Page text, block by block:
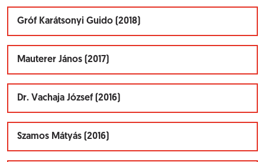
Gróf Karátsonyi Guido (2018)
Mauterer János (2017)
Dr. Vachaja József (2016)
Szamos Mátyás (2016)